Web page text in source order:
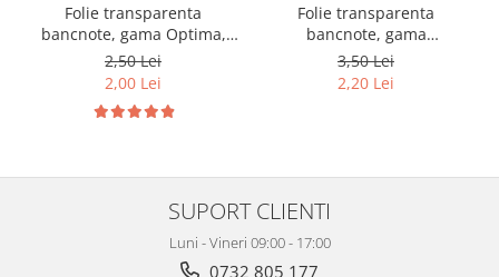
Folie transparenta
bancnote, gama Optima,
cod SH252, 3
compartimente
2,50 Lei
2,00 Lei
Folie transparenta
bancnote, gama
Grande(A4), cod SH312, 3
compartimente
3,50 Lei
2,20 Lei
SUPORT CLIENTI
Luni - Vineri 09:00 - 17:00
0732 805 177